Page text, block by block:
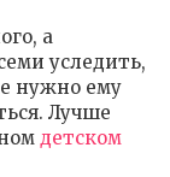
а
уследить,
нужно ему
Лучше
детском